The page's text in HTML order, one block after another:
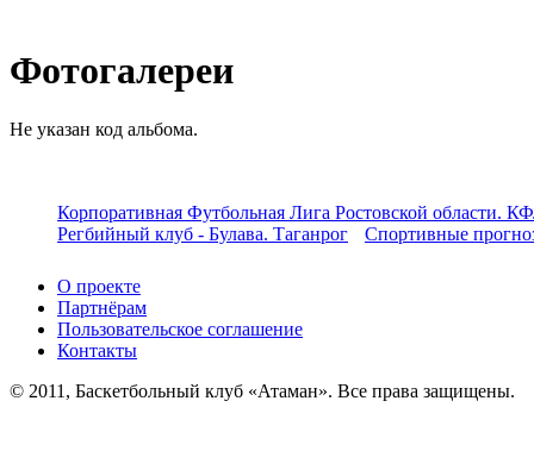
Фотогалереи
Не указан код альбома.
Корпоративная Футбольная Лига Ростовской области.
Регбийный клуб - Булава. Таганрог
Спортивные
О проекте
Партнёрам
Пользовательское соглашение
Контакты
© 2011, Баскетбольный клуб «Атаман». Все права защищены.